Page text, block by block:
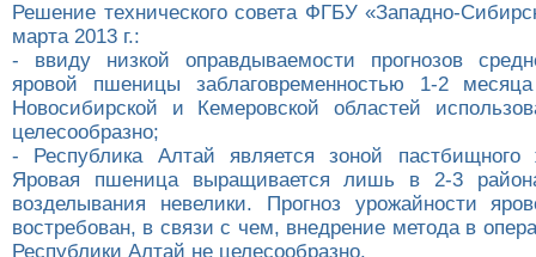
Решение технического совета ФГБУ «Западно-
марта 2013 г.:
- ввиду низкой оправдываемости прогнозов
яровой пшеницы заблаговременностью 1-2
Новосибирской и Кемеровской областей
целесообразно;
- Республика Алтай является зоной пастбищного
Яровая пшеница выращивается лишь в 2-3
возделывания невелики. Прогноз урожайности
востребован, в связи с чем, внедрение метода в
Республики Алтай не целесообразно.